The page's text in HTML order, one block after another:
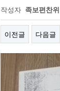
작성자 족보편찬위
이전글 다음글